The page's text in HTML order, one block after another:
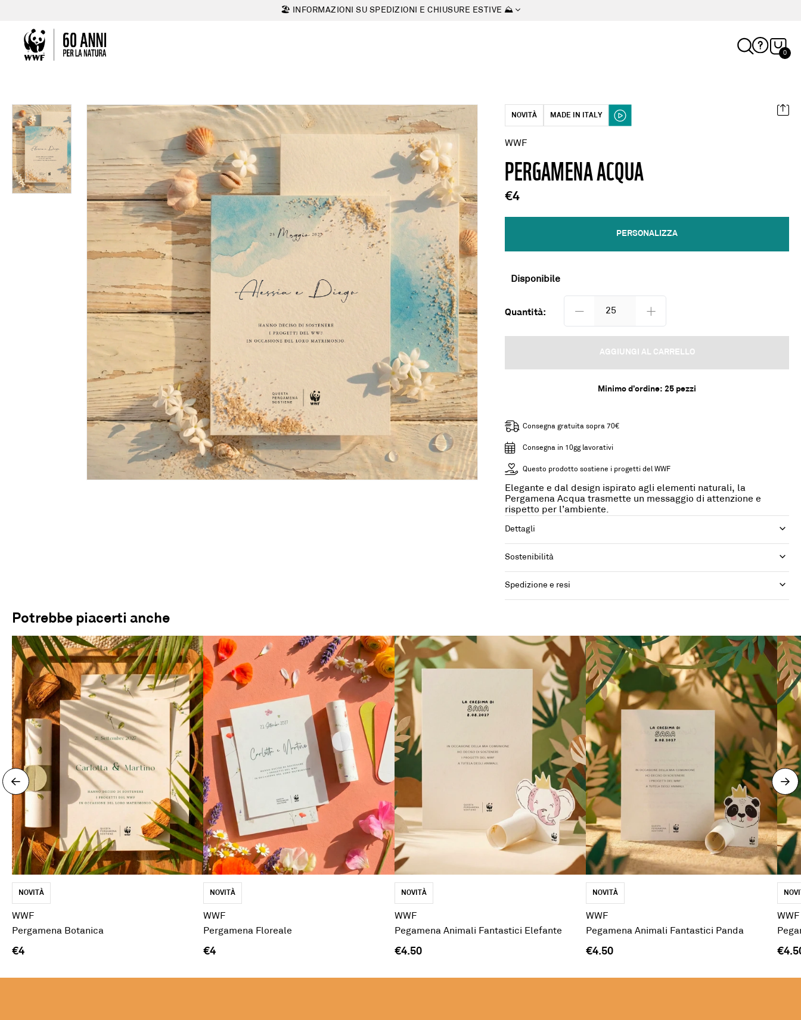
🏖 INFORMAZIONI SU SPEDIZIONI E CHIUSURE ESTIVE ⛰
0
NOVITÀ MADE IN ITALY
WWF
PERGAMENA ACQUA
€4
PERSONALIZZA
Disponibile
Quantità:
AGGIUNGI AL CARRELLO
Minimo d’ordine:25 pezzi
Consegna gratuita sopra 70€
Consegna in 10gg lavorativi
Questo prodotto sostiene i progetti del WWF
Elegante e dal design ispirato agli elementi naturali, la
Pergamena Acqua trasmette un messaggio di attenzione e
rispetto per l’ambiente.
Dettagli
Sostenibilità
Spedizione e resi
Potrebbe piacerti anche
NOVITÀ
WWF
Pergamena Botanica
€4
NOVITÀ
WWF
Pergamena Floreale
€4
NOVITÀ
WWF
Pegamena Animali Fantastici Elefante
€4.50
NOVITÀ
WWF
Pegamena Animali Fantastici Panda
€4.50
WWF